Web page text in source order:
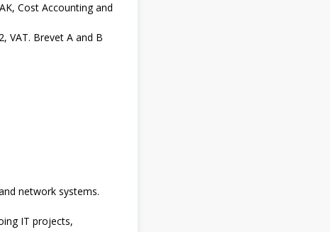
Cost Accounting and
VAT. Brevet A and B
network systems.
IT projects,